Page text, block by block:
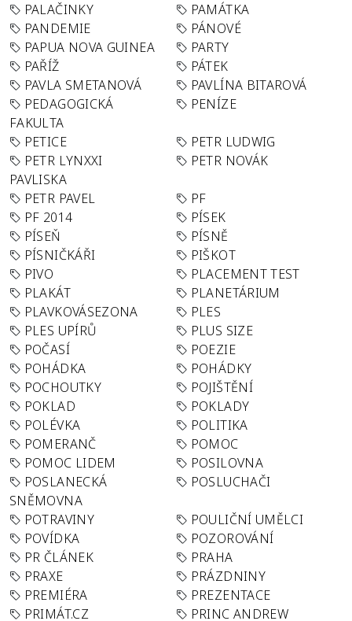
PALAČINKY
PAMÁTKA
PANDEMIE
PÁNOVÉ
PAPUA NOVA GUINEA
PARTY
PAŘÍŽ
PÁTEK
PAVLA SMETANOVÁ
PAVLÍNA BITAROVÁ
PEDAGOGICKÁ
FAKULTA
PENÍZE
PETICE
PETR LUDWIG
PETR LYNXXI
PAVLISKA
PETR NOVÁK
PETR PAVEL
PF
PF 2014
PÍSEK
PÍSEŇ
PÍSNĚ
PÍSNIČKÁŘI
PIŠKOT
PIVO
PLACEMENT TEST
PLAKÁT
PLANETÁRIUM
PLAVKOVÁSEZONA
PLES
PLES UPÍRŮ
PLUS SIZE
POČASÍ
POEZIE
POHÁDKA
POHÁDKY
POCHOUTKY
POJIŠTĚNÍ
POKLAD
POKLADY
POLÉVKA
POLITIKA
POMERANČ
POMOC
POMOC LIDEM
POSILOVNA
POSLANECKÁ
SNĚMOVNA
POSLUCHAČI
POTRAVINY
POULIČNÍ UMĚLCI
POVÍDKA
POZOROVÁNÍ
PR ČLÁNEK
PRAHA
PRAXE
PRÁZDNINY
PREMIÉRA
PREZENTACE
PRIMÁT.CZ
PRINC ANDREW